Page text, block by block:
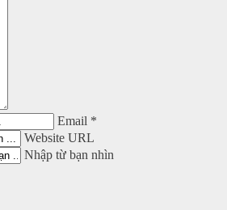
Email *
Website URL
Nhập từ bạn nhìn